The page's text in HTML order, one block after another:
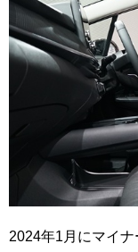
2024年1月にマイ